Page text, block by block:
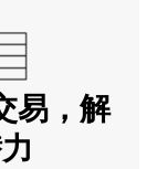
易，解